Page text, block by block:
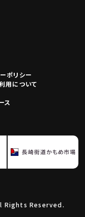
ポリシー
用について
ス
Rights Reserved.